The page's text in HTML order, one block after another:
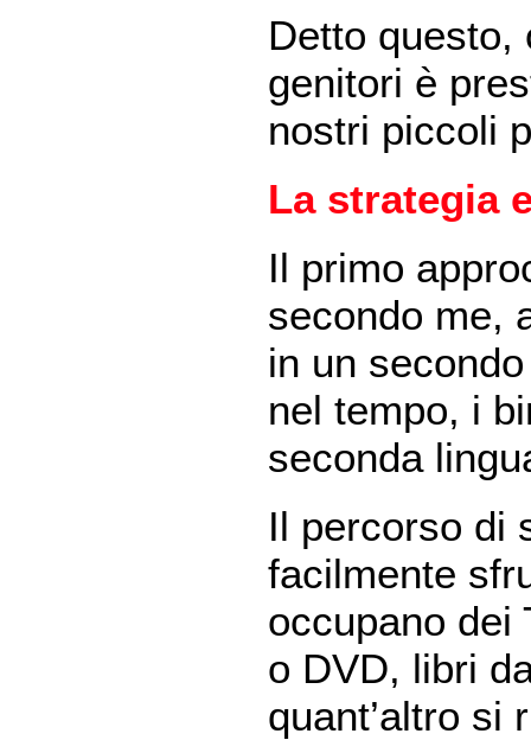
Detto questo,
genitori è
nostri piccoli
La strategia
Il primo
secondo me,
in un
nel tempo, i
seconda
Il percorso di
facilmente
occupano dei
o DVD, libri
quant’altro si